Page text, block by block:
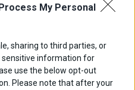
My Personal
sharing to third parties, or
sensitive information for
use the below opt-out
Please note that after your
θα σχολιάσω.